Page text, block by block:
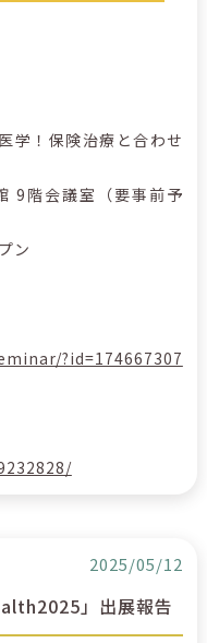
学！保険治療と合わせ
9階会議室（要事前予
ン
?id=174667307
2025/05/12
」出展報告